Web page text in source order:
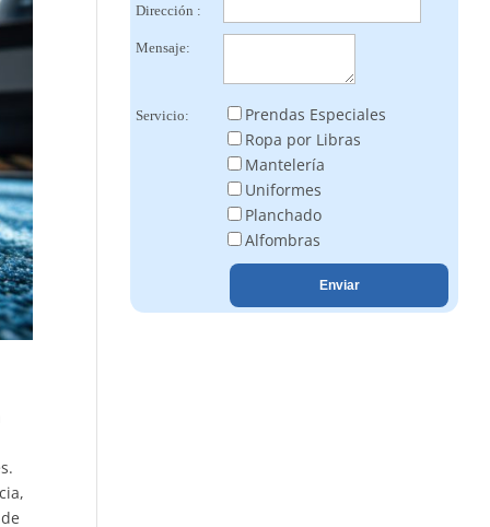
Dirección :
Mensaje:
Servicio:
Prendas Especiales
Ropa por Libras
Mantelería
Uniformes
Planchado
Alfombras